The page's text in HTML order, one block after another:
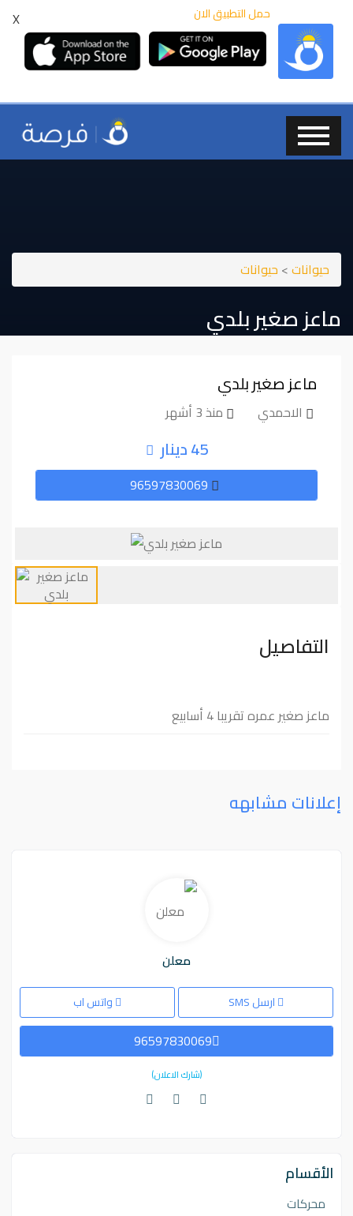
X حمل التطبيق الان
حيوانات> حيوانات
ماعز صغير بلدي
ماعز صغير بلدي
الاحمدي منذ 3 أشهر
45 دينار
التفاصيل
ماعز صغير عمره تقريبا 4 أسابيع
إعلانات مشابهه
معلن
ارسل SMS واتس اب
96597830069
(شارك الاعلان)
الأقسام
محركات